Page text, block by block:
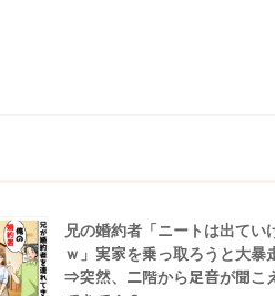
兄の婚約者「ニートは出てい
ｗ」実家を乗っ取ろうと大暴
⇒突然、二階から足音が聞こ